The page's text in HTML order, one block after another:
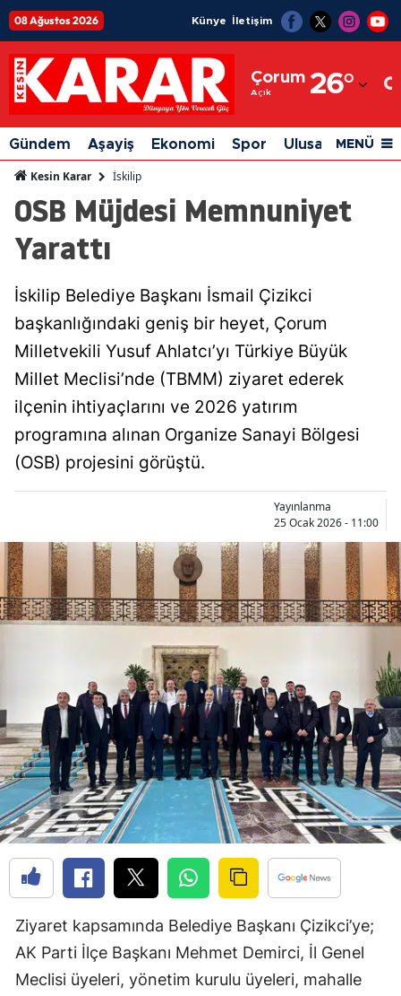
08 Ağustos 2026 Künye İletişim
Çorum
Açık 26°
Adıyaman
Afyonkarahisar
Ağrı
Amasya
Aydın
Balıkesir
Bitlis
Bolu
Burdur
Bursa
Çankırı
Çorum
Denizli
Diyarbakır
Edirne
Elazığ
Erzincan
Erzurum
Eskişehir
Gündem Aşayiş Ekonomi Spor Ulusal Siyaset
MENÜ
Kesin Karar İskilip
OSB Müjdesi Memnuniyet
Yarattı
İskilip Belediye Başkanı İsmail Çizikci
başkanlığındaki geniş bir heyet, Çorum
Milletvekili Yusuf Ahlatcı’yı Türkiye Büyük
Millet Meclisi’nde (TBMM) ziyaret ederek
ilçenin ihtiyaçlarını ve 2026 yatırım
programına alınan Organize Sanayi Bölgesi
(OSB) projesini görüştü.
Yayınlanma
25 Ocak 2026 - 11:00
Ziyaret kapsamında Belediye Başkanı Çizikci’ye;
AK Parti İlçe Başkanı Mehmet Demirci, İl Genel
Meclisi üyeleri, yönetim kurulu üyeleri, mahalle